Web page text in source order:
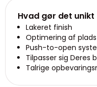
Hvad gør det unikt
Lakeret finish
Optimering af plads
Push-to-open
Tilpasser sig Deres
Talrige